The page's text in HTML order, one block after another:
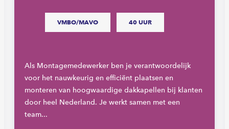
VMBO/MAVO 40 UUR
Als Montagemedewerker ben je verantwoordelijk
voor het nauwkeurig en efficiënt plaatsen en
monteren van hoogwaardige dakkapellen bij klanten
door heel Nederland. Je werkt samen met een
team...